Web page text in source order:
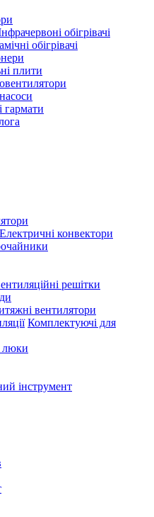
обігрівачі
обігрівачі
плити
гармати
Електричні конвектори
решітки
вентилятори
Комплектуючі для
люки
інструмент